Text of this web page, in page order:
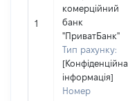
1
комерційний
банк
"ПриватБанк"
Тип рахунку:
[Конфіденційна
інформація]
Номер